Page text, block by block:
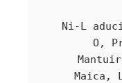
Ni-L
O,
Maica,